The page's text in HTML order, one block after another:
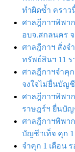
ทำผิดซ้ำ คราว
ศาลฎีกาฯพิพา
อบจ.สกลนคร
ศาลฎีกาฯ สั่งจ
ทรัพย์สินฯ 11 ร
ศาลฎีกาฯจําคุ
จงใจไม่ยื่นบัญ
ศาลฎีกาฯพิพา
ราษฎร์ฯ ยื่นบัญ
ศาลฎีกาฯพิพา
บัญชีฯเท็จ คุก
จำคุก 1 เดือน